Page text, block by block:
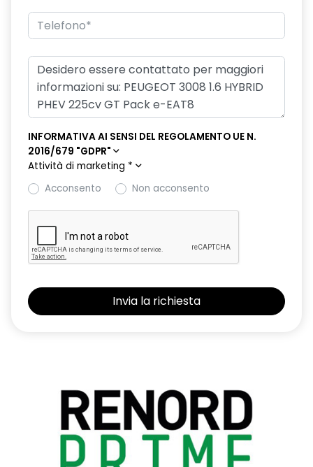
INFORMATIVA AI SENSI DEL REGOLAMENTO UE N.
2016/679 "GDPR"
Attività di marketing *
Acconsento
Non acconsento